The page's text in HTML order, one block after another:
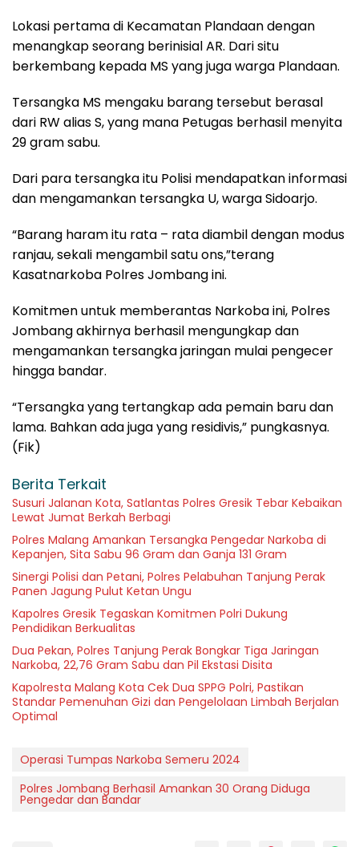
Lokasi pertama di Kecamatan Plandaan dengan
menangkap seorang berinisial AR. Dari situ
berkembang kepada MS yang juga warga Plandaan.
Tersangka MS mengaku barang tersebut berasal
dari RW alias S, yang mana Petugas berhasil menyita
29 gram sabu.
Dari para tersangka itu Polisi mendapatkan informasi
dan mengamankan tersangka U, warga Sidoarjo.
“Barang haram itu rata – rata diambil dengan modus
ranjau, sekali mengambil satu ons,”terang
Kasatnarkoba Polres Jombang ini.
Komitmen untuk memberantas Narkoba ini, Polres
Jombang akhirnya berhasil mengungkap dan
mengamankan tersangka jaringan mulai pengecer
hingga bandar.
“Tersangka yang tertangkap ada pemain baru dan
lama. Bahkan ada juga yang residivis,” pungkasnya.
(Fik)
Berita Terkait
Susuri Jalanan Kota, Satlantas Polres Gresik Tebar Kebaikan
Lewat Jumat Berkah Berbagi
Polres Malang Amankan Tersangka Pengedar Narkoba di
Kepanjen, Sita Sabu 96 Gram dan Ganja 131 Gram
Sinergi Polisi dan Petani, Polres Pelabuhan Tanjung Perak
Panen Jagung Pulut Ketan Ungu
Kapolres Gresik Tegaskan Komitmen Polri Dukung
Pendidikan Berkualitas
Dua Pekan, Polres Tanjung Perak Bongkar Tiga Jaringan
Narkoba, 22,76 Gram Sabu dan Pil Ekstasi Disita
Kapolresta Malang Kota Cek Dua SPPG Polri, Pastikan
Standar Pemenuhan Gizi dan Pengelolaan Limbah Berjalan
Optimal
Operasi Tumpas Narkoba Semeru 2024
Polres Jombang Berhasil Amankan 30 Orang Diduga
Pengedar dan Bandar